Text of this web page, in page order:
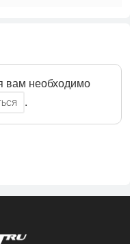
вам необходимо
.